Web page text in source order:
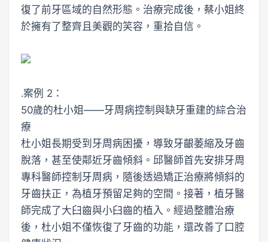
復了前牙區域的自然形態。治療完成後，蔡小姐終
於擁有了整齊且美觀的笑容，重拾自信。
․案例 2：
50歲的杜小姐——牙周病控制與缺牙重建的綜合治
療
杜小姐長期受到牙周病困擾，導致牙齦萎縮及牙齒
脫落，甚至使鄰近牙齒傾斜。邱醫師首先安排牙周
專科醫師控制牙周病，隨後透過矯正治療將傾斜的
牙齒扶正，為植牙預留足夠的空間。接著，植牙醫
師完成了大臼齒與小臼齒的植入。經過整體治療
後，杜小姐不僅恢復了牙齒的功能，還改善了口腔